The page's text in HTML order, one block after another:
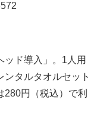
ド導入」。1人用
タルタオルセット
280円（税込）で利